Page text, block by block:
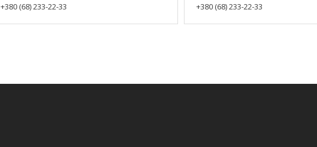
+380 (68) 233-22-33 +380 (68) 233-22-33